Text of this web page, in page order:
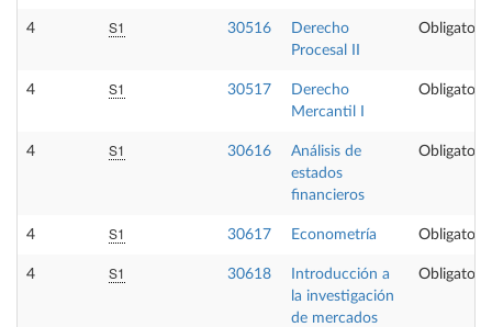
4 S1 30516
Derecho
Procesal II
Obligatoria
4 S1 30517
Derecho
Mercantil I
Obligatoria
4 S1 30616
Análisis de
estados
financieros
Obligatoria
4 S1 30617 Econometría Obligatoria
4 S1 30618
Introducción a
la investigación
de mercados
Obligatoria